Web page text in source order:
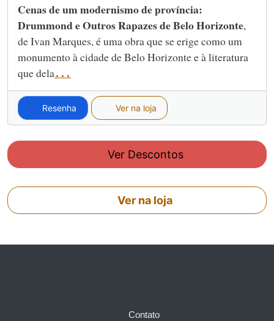
Cenas de um modernismo de província:
Drummond e Outros Rapazes de Belo Horizonte,
de Ivan Marques, é uma obra que se erige como um
monumento à cidade de Belo Horizonte e à literatura
que dela...
Resenha Ver na loja
Ver Descontos
Ver na loja
Contato